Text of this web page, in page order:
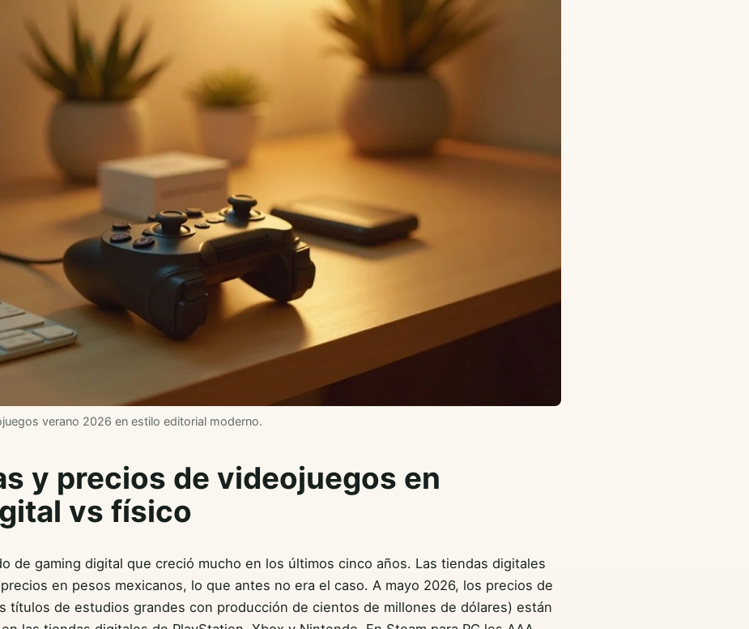
verano 2026 en estilo editorial moderno.
y precios de videojuegos en
vs físico
de gaming digital que creció mucho en los últimos cinco años. Las tiendas digitales
en pesos mexicanos, lo que antes no era el caso. A mayo 2026, los precios de
títulos de estudios grandes con producción de cientos de millones de dólares) están